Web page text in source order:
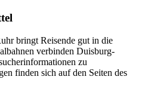
bringt Reisende gut in die
verbinden Duisburg-
zu
finden sich auf den Seiten des